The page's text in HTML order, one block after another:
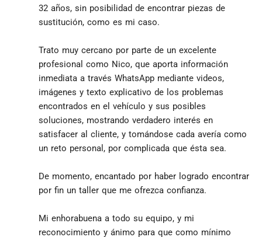
32 años, sin posibilidad de encontrar piezas de
sustitución, como es mi caso.
Trato muy cercano por parte de un excelente
profesional como Nico, que aporta información
inmediata a través WhatsApp mediante videos,
imágenes y texto explicativo de los problemas
encontrados en el vehículo y sus posibles
soluciones, mostrando verdadero interés en
satisfacer al cliente, y tomándose cada avería como
un reto personal, por complicada que ésta sea.
De momento, encantado por haber logrado encontrar
por fin un taller que me ofrezca confianza.
Mi enhorabuena a todo su equipo, y mi
reconocimiento y ánimo para que como mínimo